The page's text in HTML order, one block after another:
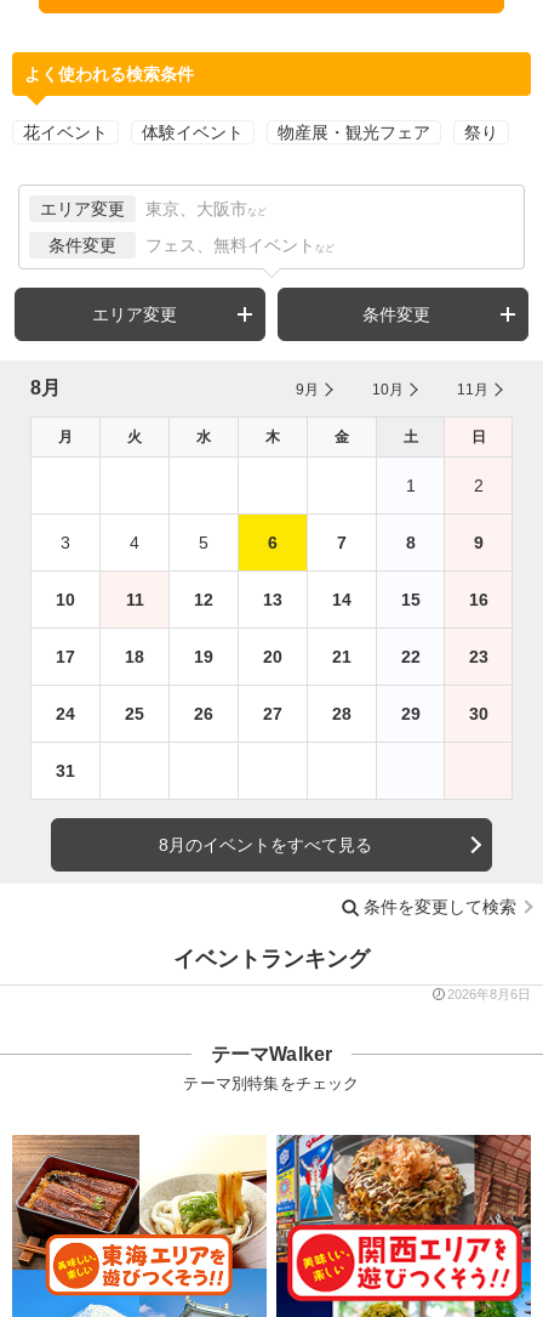
よく使われる検索条件
花イベント 体験イベント 物産展・観光フェア 祭り
エリア変更 東京、大阪市 など
条件変更 フェス、無料イベント など
エリア変更 条件変更
8月 9月 10月 11月
月 火 水 木 金 土 日
1 2
3 4 5 6 7 8 9
10 11 12 13 14 15 16
17 18 19 20 21 22 23
24 25 26 27 28 29 30
31
8月のイベントをすべて見る
条件を変更して検索
イベントランキング
2026年8月6日
テーマWalker
テーマ別特集をチェック